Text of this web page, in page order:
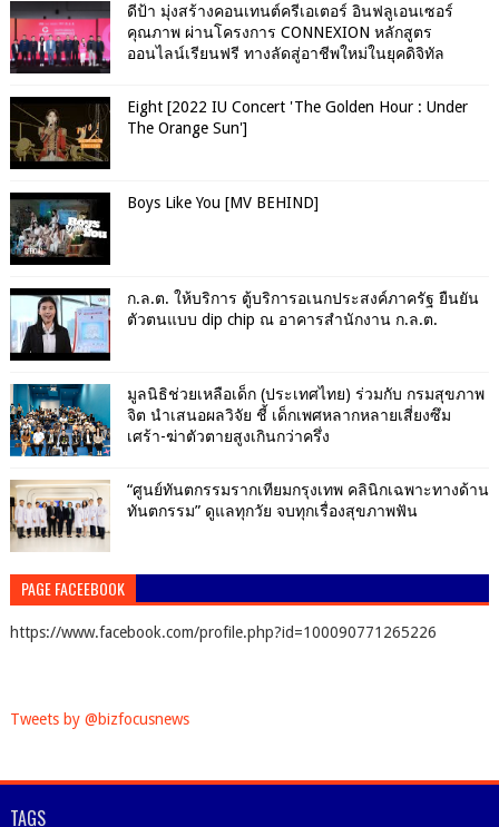
ดีป้า มุ่งสร้างคอนเทนต์ครีเอเตอร์ อินฟลูเอนเซอร์
คุณภาพ ผ่านโครงการ CONNEXION หลักสูตร
ออนไลน์เรียนฟรี ทางลัดสู่อาชีพใหม่ในยุคดิจิทัล
Eight [2022 IU Concert 'The Golden Hour : Under
The Orange Sun']
Boys Like You [MV BEHIND]
ก.ล.ต. ให้บริการ ตู้บริการอเนกประสงค์ภาครัฐ ยืนยัน
ตัวตนแบบ dip chip ณ อาคารสำนักงาน ก.ล.ต.
มูลนิธิช่วยเหลือเด็ก (ประเทศไทย) ร่วมกับ กรมสุขภาพ
จิต นำเสนอผลวิจัย ชี้ เด็กเพศหลากหลายเสี่ยงซึม
เศร้า-ฆ่าตัวตายสูงเกินกว่าครึ่ง
“ศูนย์ทันตกรรมรากเทียมกรุงเทพ คลินิกเฉพาะทางด้าน
ทันตกรรม” ดูแลทุกวัย จบทุกเรื่องสุขภาพฟัน
PAGE FACEEBOOK
https://www.facebook.com/profile.php?id=100090771265226
Tweets by @bizfocusnews
TAGS